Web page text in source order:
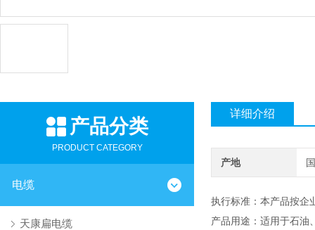
产品分类
PRODUCT CATEGORY
电缆
天康扁电缆
详细介绍
产地
执行标准：本产品按企
产品用途：适用于石油